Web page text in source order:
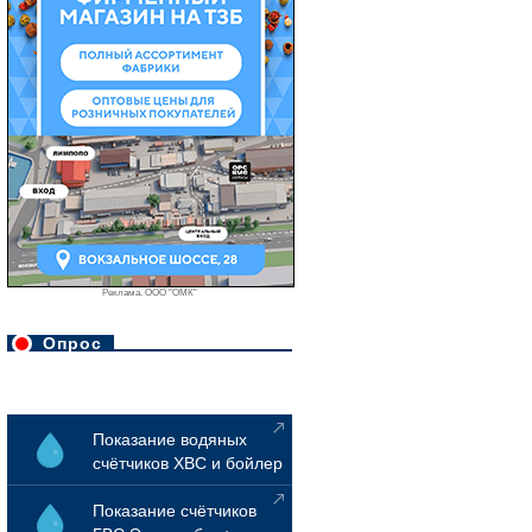
Реклама. ООО "ОМК"
Опрос
Показание водяных
счётчиков ХВС и бойлер
Показание счётчиков